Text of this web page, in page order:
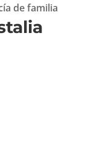
de familia